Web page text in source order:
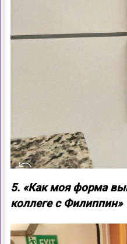
5. «Как моя форма
коллеге с Филиппин»